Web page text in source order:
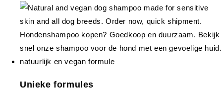
Unieke formules